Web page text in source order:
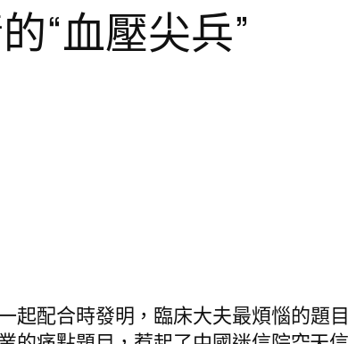
“血壓尖兵”
起配合時發明，臨床大夫最煩惱的題